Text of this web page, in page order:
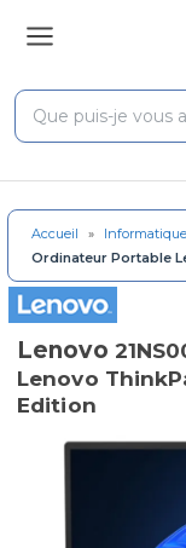
Accueil » Informatique
Ordinateur Portable
Lenovo
Lenovo
Edition